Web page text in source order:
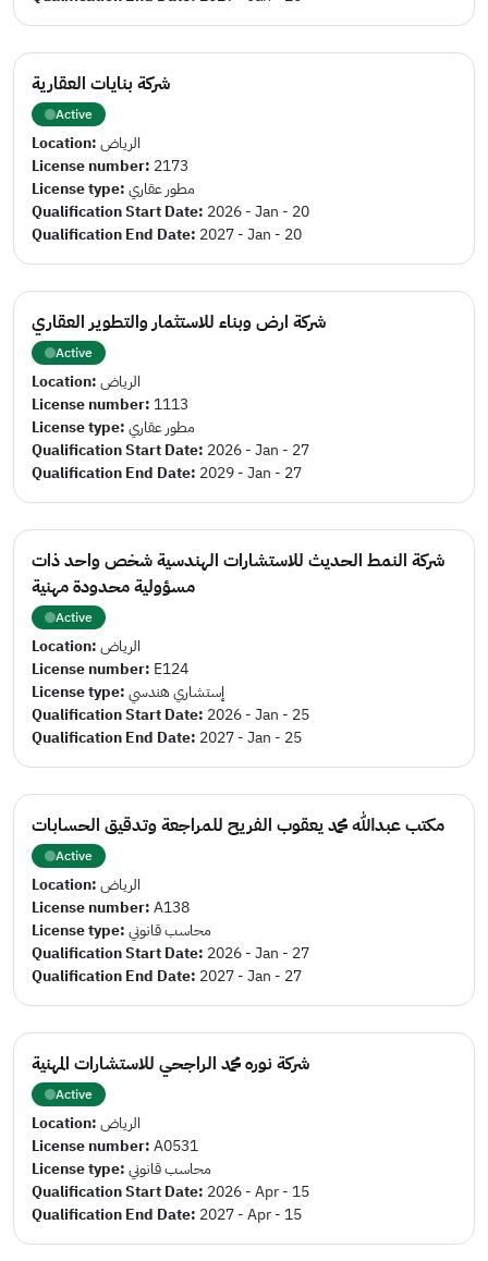
شركة بنايات العقارية
Active
Location:الرياض
License number: 2173
License type:مطور عقاري
Qualification Start Date: 2026 - Jan - 20
Qualification End Date: 2027 - Jan - 20
شركة ارض وبناء للاستثمار والتطوير العقاري
Active
Location:الرياض
License number: 1113
License type:مطور عقاري
Qualification Start Date: 2026 - Jan - 27
Qualification End Date: 2029 - Jan - 27
شركة النمط الحديث للاستشارات الهندسية شخص واحد ذات
مسؤولية محدودة مهنية
Active
Location:الرياض
License number: E124
License type:إستشاري هندسي
Qualification Start Date: 2026 - Jan - 25
Qualification End Date: 2027 - Jan - 25
مكتب عبدالله محمد يعقوب الفريح للمراجعة وتدقيق الحسابات
Active
Location:الرياض
License number:A138
License type:محاسب قانوني
Qualification Start Date: 2026 - Jan - 27
Qualification End Date: 2027 - Jan - 27
شركة نوره محمد الراجحي للاستشارات المهنية
Active
Location:الرياض
License number:A0531
License type:محاسب قانوني
Qualification Start Date: 2026 - Apr - 15
Qualification End Date: 2027 - Apr - 15